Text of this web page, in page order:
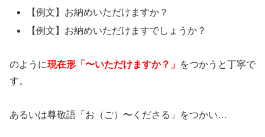
【例文】お納めいただけますか？
【例文】お納めいただけますでしょうか？
のように現在形「〜いただけますか？」 をつかうと丁寧で
す。
あるいは尊敬語「お（ご）〜くださる」をつかい…